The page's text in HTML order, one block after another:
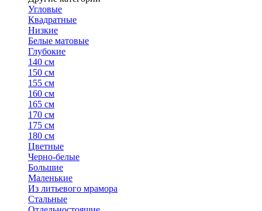
Угловые
Квадратные
Низкие
Белые матовые
Глубокие
140 см
150 см
155 см
160 см
165 см
170 см
175 см
180 см
Цветные
Черно-белые
Большие
Маленькие
Из литьевого мрамора
Стальные